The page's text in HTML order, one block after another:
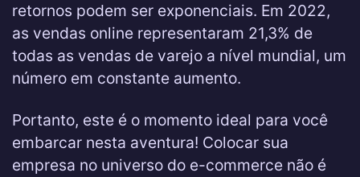
retornos podem ser exponenciais. Em 2022,
as vendas online representaram 21,3% de
todas as vendas de varejo a nível mundial, um
número em constante aumento.
Portanto, este é o momento ideal para você
embarcar nesta aventura! Colocar sua
empresa no universo do e-commerce não é